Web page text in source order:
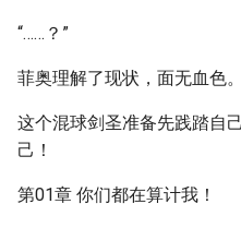
“……？”
菲奥理解了现状，面无血色。
这个混球剑圣准备先践踏自
己！
第01章 你们都在算计我！